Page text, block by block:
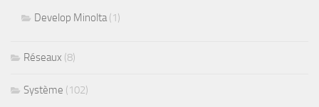
Develop Minolta(1)
Réseaux (8)
Système (102)